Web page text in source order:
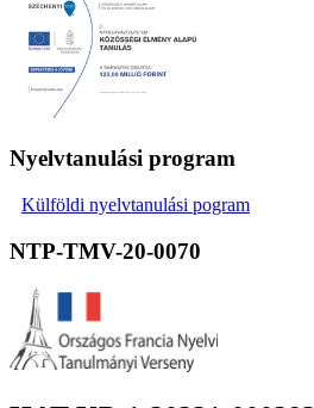
Nyelvtanulási program
Külföldi nyelvtanulási pogram
NTP-TMV-20-0070